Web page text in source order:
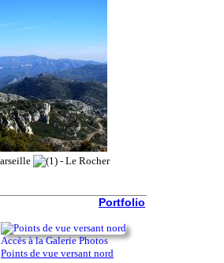
Portfolio
Accès à la Galerie Photos
Points de vue versant nord